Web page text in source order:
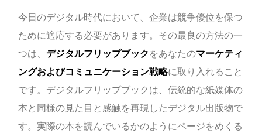
今日のデジタル時代において、企業は競争優位を保つ
ために適応する必要があります。その最良の方法の一
つは、デジタルフリップブックをあなたのマーケティ
ングおよびコミュニケーション戦略に取り入れること
です。デジタルフリップブックは、伝統的な紙媒体の
本と同様の見た目と感触を再現したデジタル出版物で
す。実際の本を読んでいるかのようにページをめくる